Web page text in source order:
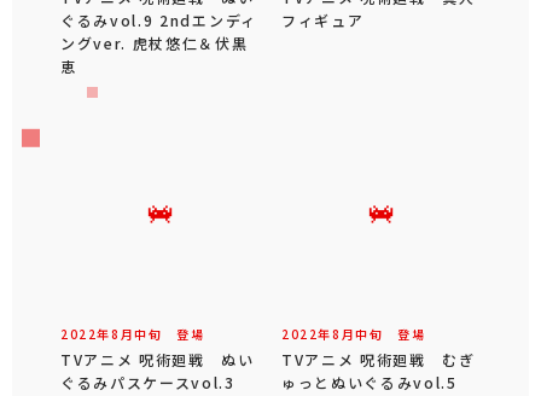
ぐるみvol.9 2ndエンディ
ングver. 虎杖悠仁＆伏黒
恵
フィギュア
2022年8 月中旬 登場
TVアニメ 呪術廻戦 ぬい
ぐるみパスケースvol.3
2022年8 月中旬 登場
TVアニメ 呪術廻戦 むぎ
ゅっとぬいぐるみvol.5